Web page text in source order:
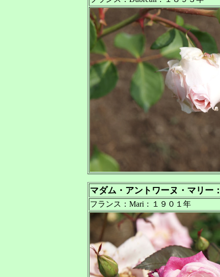
マダム・アントワーヌ・マリー
フランス：Mari：１９０１年